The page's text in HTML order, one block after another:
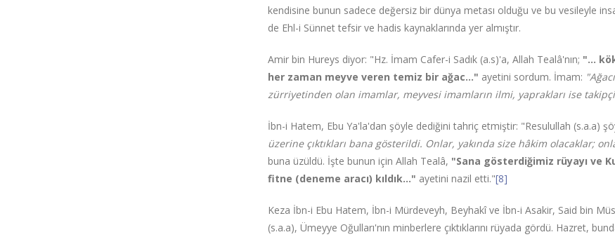
kendisine bunun sadece değersiz bir dünya metası olduğu ve bu vesileyle
de Ehl-i Sünnet tefsir ve hadis kaynaklarında yer almıştır.
Amir bin Hureys diyor: "Hz. İmam Cafer-i Sadık (a.s)'a, Allah Tealâ'nın; "…
her zaman meyve veren temiz bir ağac…" ayetini sordum. İmam:
zürriyetinden olan imamlar, meyvesi imamların ilmi, yaprakları ise
İbn-i Hatem, Ebu Ya'la'dan şöyle dediğini tahriç etmiştir: "Resulullah (s.a.a)
üzerine çıktıkları bana gösterildi. Onlar, yakında size hâkim olacaklar;
buna üzüldü. İşte bunun için Allah Tealâ, "Sana gösterdiğimiz rüyayı ve
fitne (deneme aracı) kıldık…" ayetini nazil etti."[8]
Keza İbn-i Ebu Hatem, İbn-i Mürdeveyh, Beyhakî ve İbn-i Asakir, Said bin
(s.a.a), Ümeyye Oğulları'nın minberlere çıktıklarını rüyada gördü. Hazret,